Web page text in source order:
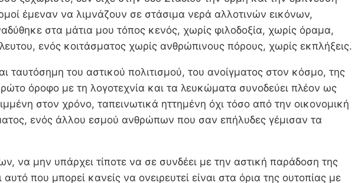
έμεναν να λιμνάζουν σε στάσιμα νερά αλλοτινών εικόνων,
στα μάτια μου τόπος κενός, χωρίς φιλοδοξία, χωρίς όραμα,
ενός κοιτάσματος χωρίς ανθρώπινους πόρους, χωρίς εκπλήξεις.
του αστικού πολιτισμού, του ανοίγματος στον κόσμο, της
όροφο με τη λογοτεχνία και τα λευκώματα συνοδεύει πλέον ως
στον χρόνο, ταπεινωτικά ηττημένη όχι τόσο από την οικονομική
ενός άλλου εσμού ανθρώπων που σαν επήλυδες γέμισαν τα
να μην υπάρχει τίποτε να σε συνδέει με την αστική παράδοση της
που μπορεί κανείς να ονειρευτεί είναι στα όρια της ουτοπίας με